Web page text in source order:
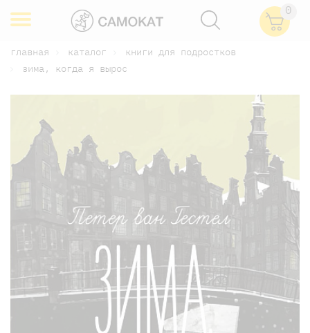
0
главная каталог
книги для подростков
зима, когда я вырос